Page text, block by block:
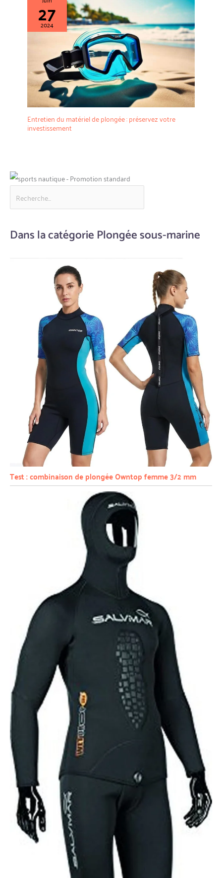
27
2024
Entretien du matériel de plongée : préservez votre
investissement
Dans la catégorie Plongée sous-marine
Test : combinaison de plongée Owntop femme 3/2 mm